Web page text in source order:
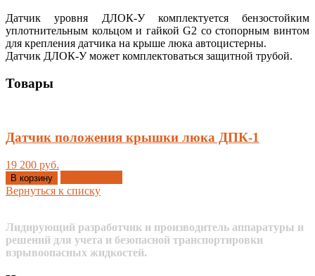
Датчик уровня ДЛОК-У комплектуется бензостойким
уплотнительным кольцом и гайкой G2 со стопорным винтом
для крепления датчика на крыше люка автоцистерны.
Датчик ДЛОК-У может комплектоваться защитной трубой.
Товары
Датчик положения крышки люка ДПК-1
19 200 руб.
В корзину
Вернуться к списку
Лидирующий разработчик и производитель аппаратуры и
решений для учета и безопасной транспортировки
взрывоопасных жидкостей.